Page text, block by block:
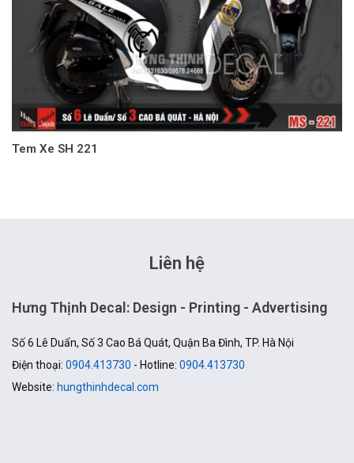
Tem Xe SH 221
Liên hệ
Hưng Thịnh Decal: Design - Printing - Advertising
Số 6 Lê Duẩn, Số 3 Cao Bá Quát, Quận Ba Đình, TP. Hà Nội
Điện thoại: 0904.413730 - Hotline: 0904.413730
Website: hungthinhdecal.com